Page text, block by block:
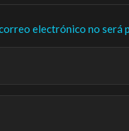
electrónico no será